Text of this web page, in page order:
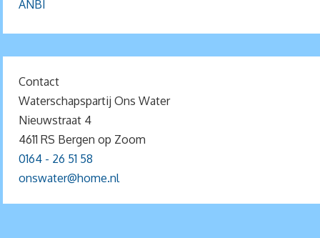
ANBI
Contact
Waterschapspartij Ons Water
Nieuwstraat 4
4611 RS Bergen op Zoom
0164 - 26 51 58
onswater@home.nl